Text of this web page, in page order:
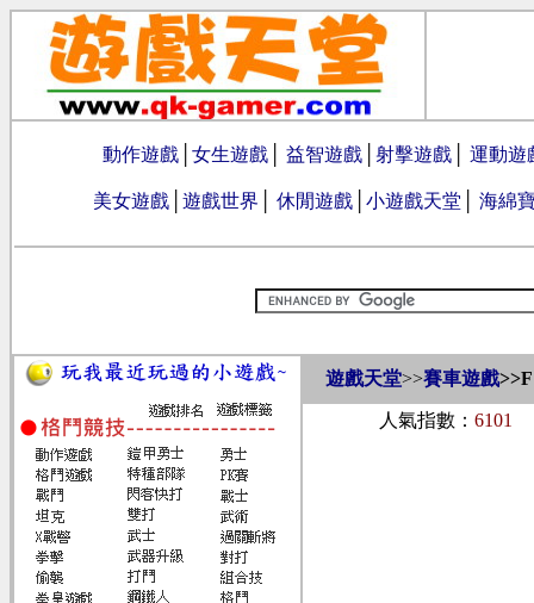
動作遊戲 女生遊戲 益智遊戲 射擊遊戲 運動遊
美女遊戲 遊戲世界 休閒遊戲 小遊戲天堂 海綿
遊戲天堂>>賽車遊戲>>
人氣指數： 6101